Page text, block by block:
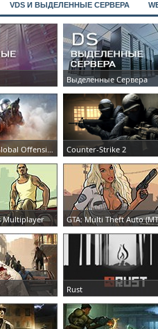
VDS И ВЫДЕЛЕННЫЕ СЕРВЕРА
Выделенные Сервера
ЗАКАЗАТЬ СЕРВЕР
Counter-Strike: Global Offensive
Counter-Strike 2
ЗАКАЗАТЬ СЕРВЕР
Multiplayer
GTA: Multi Theft Auto
ЗАКАЗАТЬ СЕРВЕР
Rust
ЗАКАЗАТЬ СЕРВЕР